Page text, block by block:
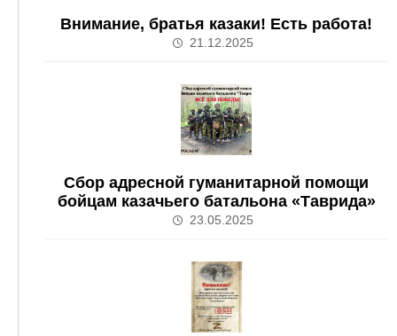
Внимание, братья казаки! Есть работа!
21.12.2025
Сбор адресной гуманитарной помощи
бойцам казачьего батальона «Таврида»
23.05.2025